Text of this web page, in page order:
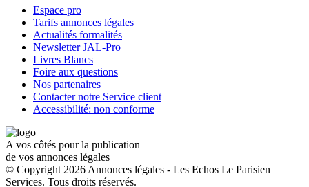
Espace pro
Tarifs annonces légales
Actualités formalités
Newsletter JAL-Pro
Livres Blancs
Foire aux questions
Nos partenaires
Contacter notre Service client
Accessibilité: non conforme
A vos côtés pour la publication
de vos annonces légales
© Copyright 2026 Annonces légales - Les Echos Le Parisien
Services. Tous droits réservés.